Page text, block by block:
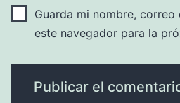
Guarda mi nombre,
este navegador para la